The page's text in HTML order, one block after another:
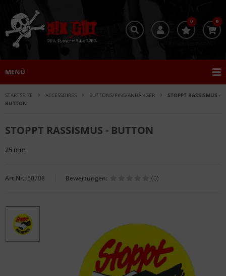
0 0
MENÜ
STARTSEITE ACCESSOIRES BUTTONS/PINS/ANHÄNGER
STOPPT RASSISMUS -
BUTTON
STOPPT RASSISMUS - BUTTON
25 mm
Art.Nr.: 60708 Bewertungen: (0)